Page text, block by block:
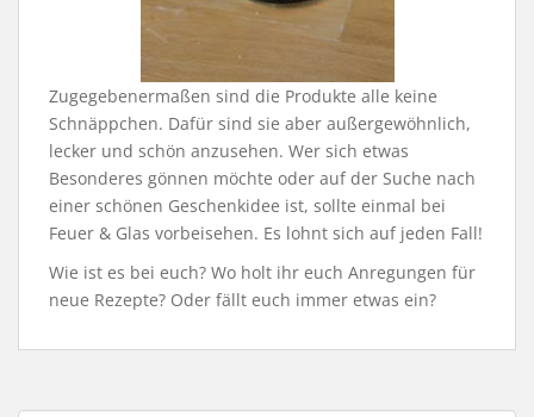
Zugegebenermaßen sind die Produkte alle keine
Schnäppchen. Dafür sind sie aber außergewöhnlich,
lecker und schön anzusehen. Wer sich etwas
Besonderes gönnen möchte oder auf der Suche nach
einer schönen Geschenkidee ist, sollte einmal bei
Feuer & Glas vorbeisehen. Es lohnt sich auf jeden Fall!
Wie ist es bei euch? Wo holt ihr euch Anregungen für
neue Rezepte? Oder fällt euch immer etwas ein?